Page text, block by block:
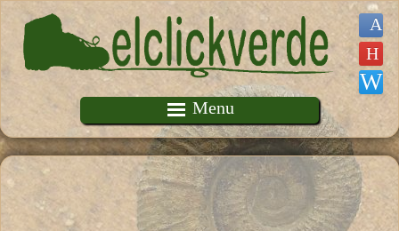
Pasar al contenido principal
Menu